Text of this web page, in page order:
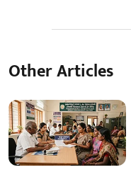
Other Articles